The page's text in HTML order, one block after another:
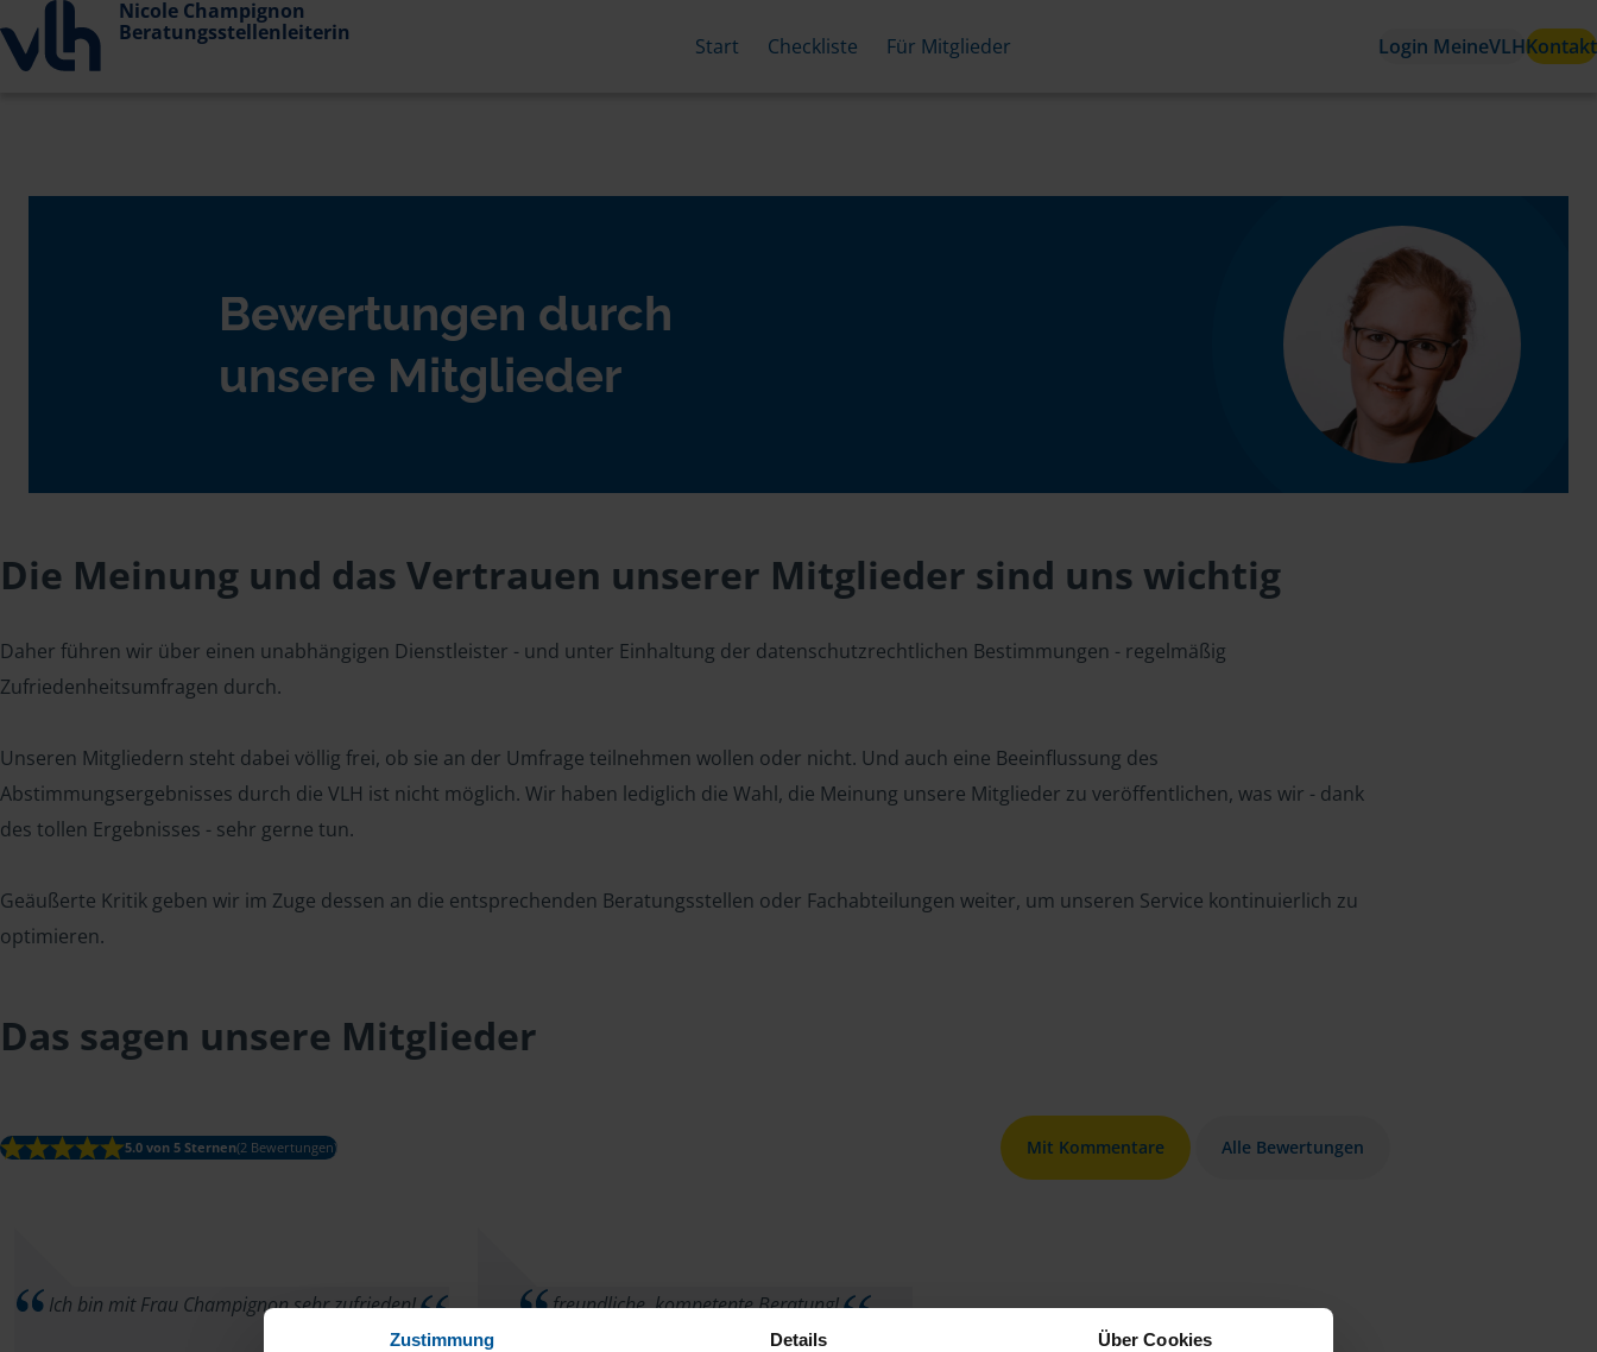
Zustimmung Details Über Cookies
Nicole Champignon
Beratungsstellenleiterin
Start Checkliste Für Mitglieder Login MeineVLHKontakt
Bewertungen durch
unsere Mitglieder
Die Meinung und das Vertrauen unserer Mitglieder sind uns wichtig
Daher führen wir über einen unabhängigen Dienstleister - und unter Einhaltung der datenschutzrechtlichen Bestimmungen - regelmäßig
Zufriedenheitsumfragen durch.
Unseren Mitgliedern steht dabei völlig frei, ob sie an der Umfrage teilnehmen wollen oder nicht. Und auch eine Beeinflussung des
Abstimmungsergebnisses durch die VLH ist nicht möglich. Wir haben lediglich die Wahl, die Meinung unsere Mitglieder zu veröffentlichen, was wir - dank
des tollen Ergebnisses - sehr gerne tun.
Geäußerte Kritik geben wir im Zuge dessen an die entsprechenden Beratungsstellen oder Fachabteilungen weiter, um unseren Service kontinuierlich zu
optimieren.
Das sagen unsere Mitglieder
5.0 von 5 Sternen(2 Bewertungen) Mit Kommentare Alle Bewertungen
Ich bin mit Frau Champignon sehr zufrieden! freundliche, kompetente Beratung!